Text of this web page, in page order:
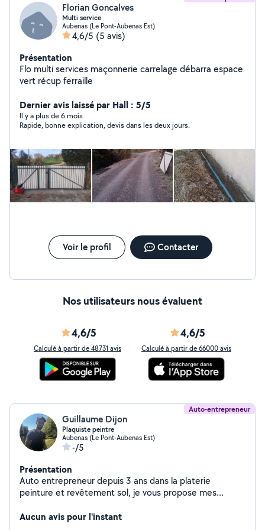
Florian Goncalves
Multi service
Aubenas (Le Pont-Aubenas Est)
4,6/5 (5 avis)
Présentation
Flo multi services maçonnerie carrelage débarra espace
vert récup ferraille
Dernier avis laissé par Hall : 5/5
Il y a plus de 6 mois
Rapide, bonne explication, devis dans les deux jours.
Voir le profil Contacter
Nos utilisateurs nous évaluent
4,6/5
Calculé à partir de 48731 avis
4,6/5
Calculé à partir de 66000 avis
Auto-entrepreneur
Guillaume Dijon
Plaquiste peintre
Aubenas (Le Pont-Aubenas Est)
-/5
Présentation
Auto entrepreneur depuis 3 ans dans la platerie
peinture et revêtement sol, je vous propose mes
réalisations. N'hésitez pas à me contacter pour vos
Aucun avis pour l'instant